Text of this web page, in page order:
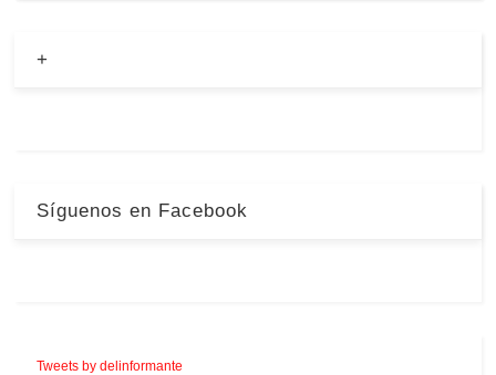
+
Síguenos en Facebook
Tweets by delinformante